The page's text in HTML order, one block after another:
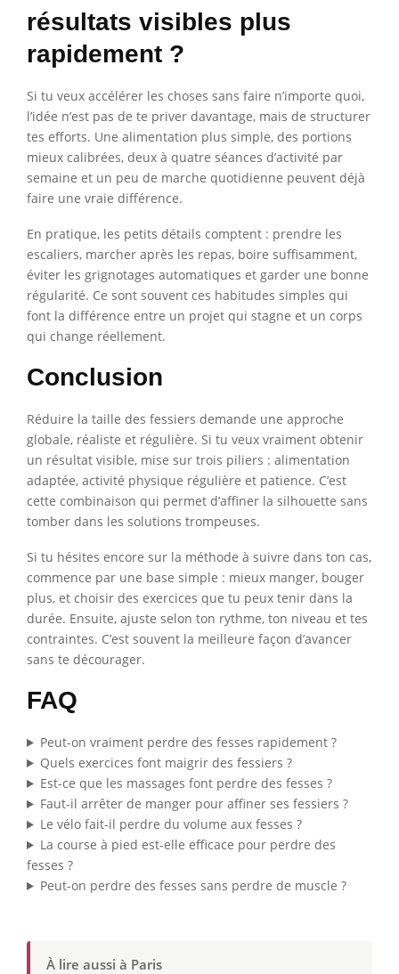
résultats visibles plus
rapidement ?
Si tu veux accélérer les choses sans faire n’importe quoi,
l’idée n’est pas de te priver davantage, mais de structurer
tes efforts. Une alimentation plus simple, des portions
mieux calibrées, deux à quatre séances d’activité par
semaine et un peu de marche quotidienne peuvent déjà
faire une vraie différence.
En pratique, les petits détails comptent : prendre les
escaliers, marcher après les repas, boire suffisamment,
éviter les grignotages automatiques et garder une bonne
régularité. Ce sont souvent ces habitudes simples qui
font la différence entre un projet qui stagne et un corps
qui change réellement.
Conclusion
Réduire la taille des fessiers demande une approche
globale, réaliste et régulière. Si tu veux vraiment obtenir
un résultat visible, mise sur trois piliers : alimentation
adaptée, activité physique régulière et patience. C’est
cette combinaison qui permet d’affiner la silhouette sans
tomber dans les solutions trompeuses.
Si tu hésites encore sur la méthode à suivre dans ton cas,
commence par une base simple : mieux manger, bouger
plus, et choisir des exercices que tu peux tenir dans la
durée. Ensuite, ajuste selon ton rythme, ton niveau et tes
contraintes. C’est souvent la meilleure façon d’avancer
sans te décourager.
FAQ
Peut-on vraiment perdre des fesses rapidement ?
Quels exercices font maigrir des fessiers ?
Est-ce que les massages font perdre des fesses ?
Faut-il arrêter de manger pour affiner ses fessiers ?
Le vélo fait-il perdre du volume aux fesses ?
La course à pied est-elle efficace pour perdre des
fesses ?
Peut-on perdre des fesses sans perdre de muscle ?
À lire aussi à Paris